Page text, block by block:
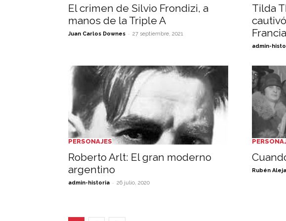
El crimen de Silvio Frondizi, a
manos de la Triple A
Juan Carlos Downes - 27 septiembre, 2021
Tilda
Francia
admin-
PERSONAJES
Roberto Arlt: El gran moderno
argentino
admin-historia - 26 julio, 2020
Rubén